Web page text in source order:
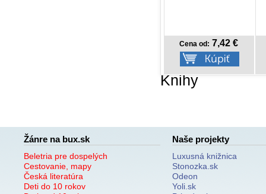
Cena od:7,42 €
Knihy
Žánre na bux.sk
Beletria pre dospelých
Cestovanie, mapy
Česká literatúra
Deti do 10 rokov
Naše projekty
Luxusná knižnica
Stonozka.sk
Odeon
Yoli.sk